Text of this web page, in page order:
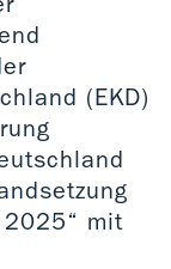
(EKD)
2025“ mit